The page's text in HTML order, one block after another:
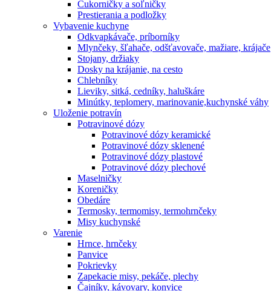
Cukorničky a soľničky
Prestierania a podložky
Vybavenie kuchyne
Odkvapkávače, príborníky
Mlynčeky, šľahače, odšťavovače, mažiare, krájače
Stojany, držiaky
Dosky na krájanie, na cesto
Chlebníky
Lieviky, sitká, cedníky, haluškáre
Minútky, teplomery, marinovanie,kuchynské váhy
Uloženie potravín
Potravinové dózy
Potravinové dózy keramické
Potravinové dózy sklenené
Potravinové dózy plastové
Potravinové dózy plechové
Maselničky
Koreničky
Obedáre
Termosky, termomisy, termohrnčeky
Misy kuchynské
Varenie
Hrnce, hrnčeky
Panvice
Pokrievky
Zapekacie misy, pekáče, plechy
Čajníky, kávovary, konvice